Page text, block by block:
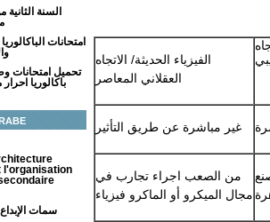
السنة
امتحانات
باكالوريا
l'organisation
سمات الإبداع
الفيزياء الحديثة/ الاتجاه
العقلاني المعاصر
غير مباشرة عن طريق التأثير
من الصعب اجراء تجارب في
مجال الميكرو أو الماكرو فيزياء